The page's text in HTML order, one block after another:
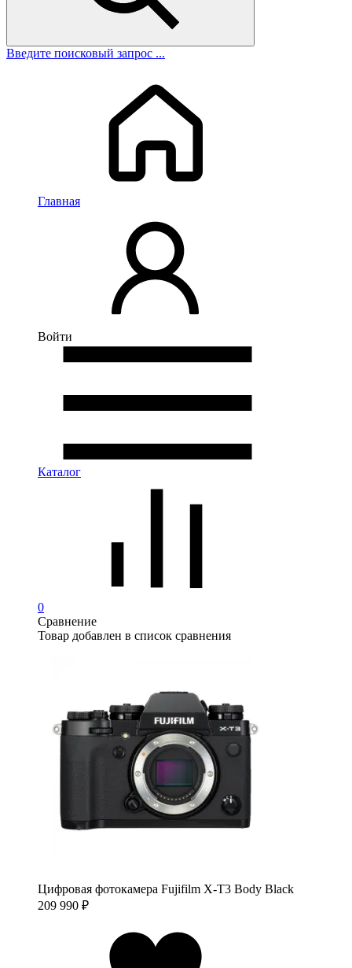
Введите поисковый запрос ...
Главная
Войти
Каталог
0
Сравнение
Товар добавлен в список сравнения
Цифровая фотокамера Fujifilm X-T3 Body Black
209 990 ₽